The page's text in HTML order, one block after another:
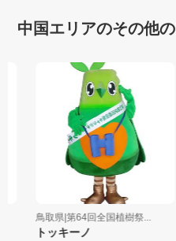
中国エリアのその他
鳥取県|第64回全国植樹祭...
トッキーノ